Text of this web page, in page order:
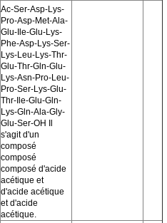
Ac-Ser-Asp-Lys-
Pro-Asp-Met-Ala-
Glu-Ile-Glu-Lys-
Phe-Asp-Lys-Ser-
Lys-Leu-Lys-Thr-
Glu-Thr-Gln-Glu-
Lys-Asn-Pro-Leu-
Pro-Ser-Lys-Glu-
Thr-Ile-Glu-Gln-
Lys-Gln-Ala-Gly-
Glu-Ser-OH Il
s'agit d'un
composé
composé
composé d'acide
acétique et
d'acide acétique
et d'acide
acétique.